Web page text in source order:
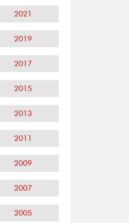
2021
2019
2017
2015
2013
2011
2009
2007
2005